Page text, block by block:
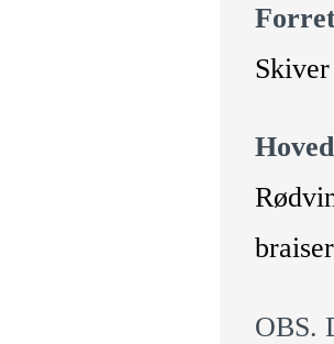
OBS.